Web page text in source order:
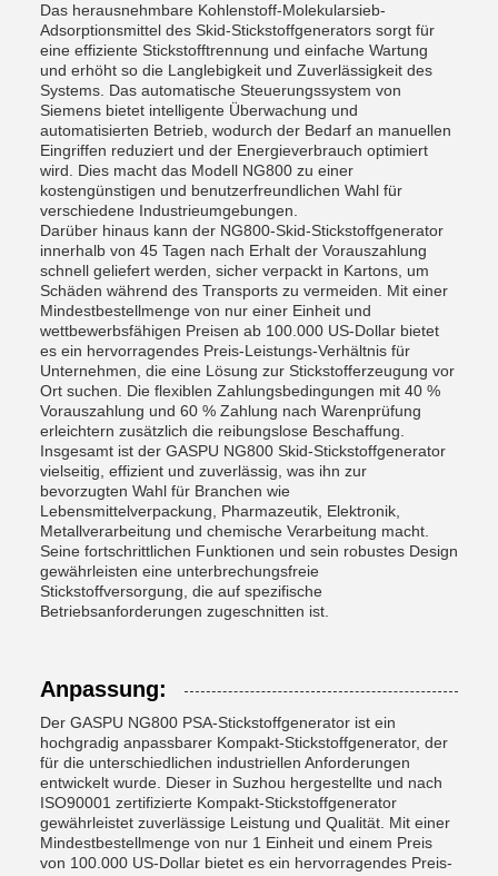
Das herausnehmbare Kohlenstoff-Molekularsieb-
Adsorptionsmittel des Skid-Stickstoffgenerators sorgt für
eine effiziente Stickstofftrennung und einfache Wartung
und erhöht so die Langlebigkeit und Zuverlässigkeit des
Systems. Das automatische Steuerungssystem von
Siemens bietet intelligente Überwachung und
automatisierten Betrieb, wodurch der Bedarf an manuellen
Eingriffen reduziert und der Energieverbrauch optimiert
wird. Dies macht das Modell NG800 zu einer
kostengünstigen und benutzerfreundlichen Wahl für
verschiedene Industrieumgebungen.
Darüber hinaus kann der NG800-Skid-Stickstoffgenerator
innerhalb von 45 Tagen nach Erhalt der Vorauszahlung
schnell geliefert werden, sicher verpackt in Kartons, um
Schäden während des Transports zu vermeiden. Mit einer
Mindestbestellmenge von nur einer Einheit und
wettbewerbsfähigen Preisen ab 100.000 US-Dollar bietet
es ein hervorragendes Preis-Leistungs-Verhältnis für
Unternehmen, die eine Lösung zur Stickstofferzeugung vor
Ort suchen. Die flexiblen Zahlungsbedingungen mit 40 %
Vorauszahlung und 60 % Zahlung nach Warenprüfung
erleichtern zusätzlich die reibungslose Beschaffung.
Insgesamt ist der GASPU NG800 Skid-Stickstoffgenerator
vielseitig, effizient und zuverlässig, was ihn zur
bevorzugten Wahl für Branchen wie
Lebensmittelverpackung, Pharmazeutik, Elektronik,
Metallverarbeitung und chemische Verarbeitung macht.
Seine fortschrittlichen Funktionen und sein robustes Design
gewährleisten eine unterbrechungsfreie
Stickstoffversorgung, die auf spezifische
Betriebsanforderungen zugeschnitten ist.
Anpassung:
Der GASPU NG800 PSA-Stickstoffgenerator ist ein
hochgradig anpassbarer Kompakt-Stickstoffgenerator, der
für die unterschiedlichen industriellen Anforderungen
entwickelt wurde. Dieser in Suzhou hergestellte und nach
ISO90001 zertifizierte Kompakt-Stickstoffgenerator
gewährleistet zuverlässige Leistung und Qualität. Mit einer
Mindestbestellmenge von nur 1 Einheit und einem Preis
von 100.000 US-Dollar bietet es ein hervorragendes Preis-